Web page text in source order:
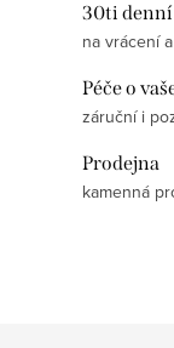
30ti
na vrácení
Péče o
záruční i
Prodejna
kamenná